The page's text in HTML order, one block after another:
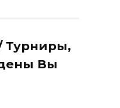
Турниры,
Вы